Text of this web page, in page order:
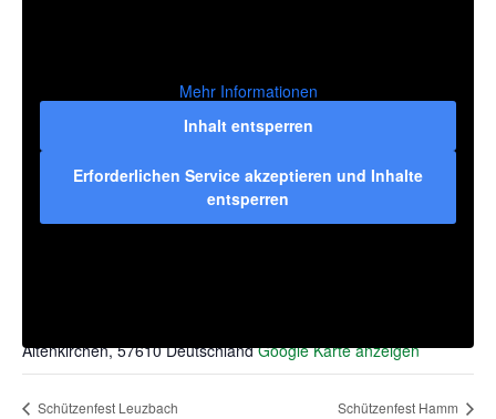
Altenkirchen, 57610 Deutschland Google Karte anzeigen
Mehr Informationen
Inhalt entsperren
Erforderlichen Service akzeptieren und Inhalte
entsperren
Schützenfest Leuzbach Schützenfest Hamm